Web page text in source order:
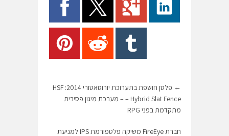
←
פלסן חושפת בתערוכת יורוסאטורי 2014: HSF
– Hybrid Slat Fence – מערכת מיגון פסיבית
מתקדמת בפני RPG
חברת FireEye משיקה פלטפורמת IPS למניעת